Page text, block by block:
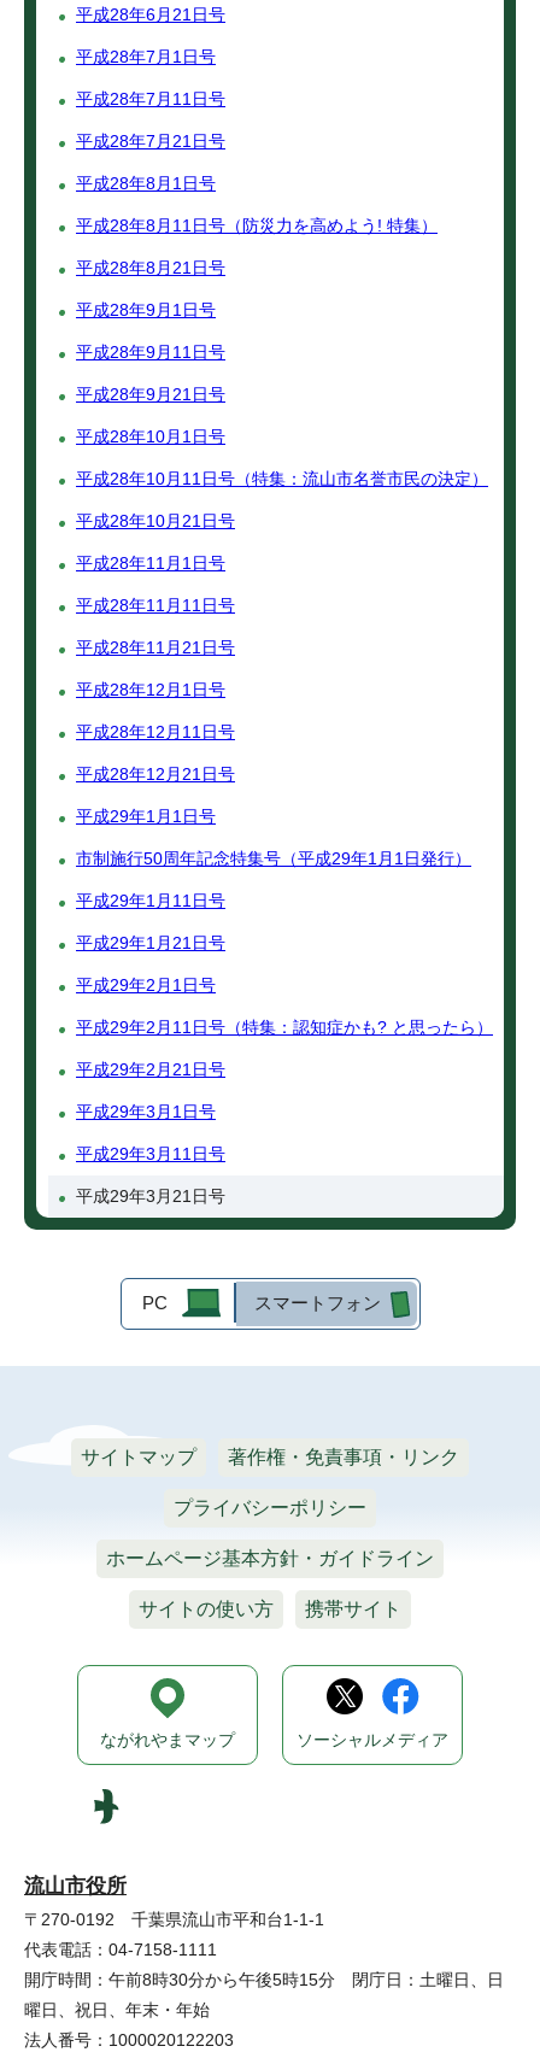
平成28年6月21日号
平成28年7月1日号
平成28年7月11日号
平成28年7月21日号
平成28年8月1日号
平成28年8月11日号（防災力を高めよう! 特集）
平成28年8月21日号
平成28年9月1日号
平成28年9月11日号
平成28年9月21日号
平成28年10月1日号
平成28年10月11日号（特集：流山市名誉市民の決定）
平成28年10月21日号
平成28年11月1日号
平成28年11月11日号
平成28年11月21日号
平成28年12月1日号
平成28年12月11日号
平成28年12月21日号
平成29年1月1日号
市制施行50周年記念特集号（平成29年1月1日発行）
平成29年1月11日号
平成29年1月21日号
平成29年2月1日号
平成29年2月11日号（特集：認知症かも? と思ったら）
平成29年2月21日号
平成29年3月1日号
平成29年3月11日号
平成29年3月21日号
PC スマートフォン
サイトマップ 著作権・免責事項・リンク
プライバシーポリシー
ホームページ基本方針・ガイドライン
サイトの使い方 携帯サイト
流山市役所
〒270-0192 千葉県流山市平和台1-1-1
代表電話：04-7158-1111
開庁時間：午前8時30分から午後5時15分 閉庁日：土曜日、日
曜日、祝日、年末・年始
法人番号：1000020122203
ながれやまマップ ソーシャルメディア